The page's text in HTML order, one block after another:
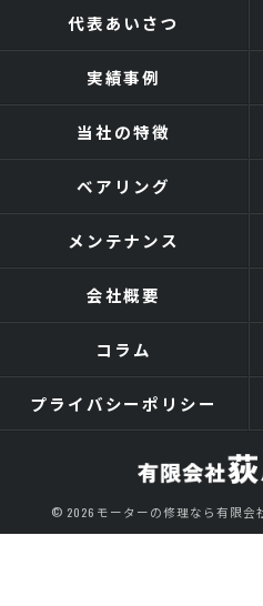
代表あいさつ
実績事例
当社の特徴
ベアリング
メンテナンス
会社概要
コラム
プライバシーポリシー
© 2026 モーターの修理なら有限会社